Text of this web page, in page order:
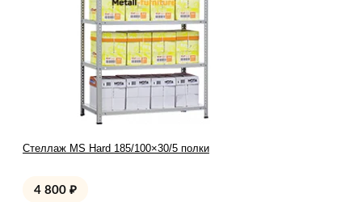
Стеллаж MS Hard 185/100×30/5 полки
4 800 ₽